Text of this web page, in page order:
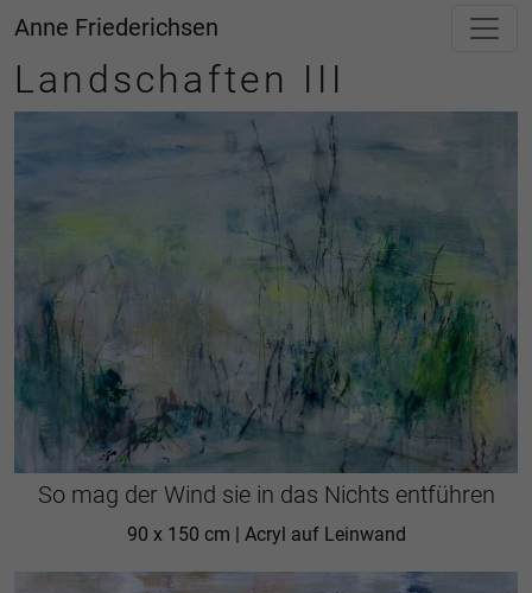
Anne Friederichsen
Landschaften III
So mag der Wind sie in das Nichts entführen
90 x 150 cm | Acryl auf Leinwand